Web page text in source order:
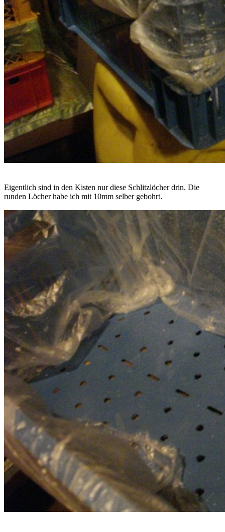
Eigentlich sind in den Kisten nur diese Schlitzlöcher drin. Die
runden Löcher habe ich mit 10mm selber gebohrt.